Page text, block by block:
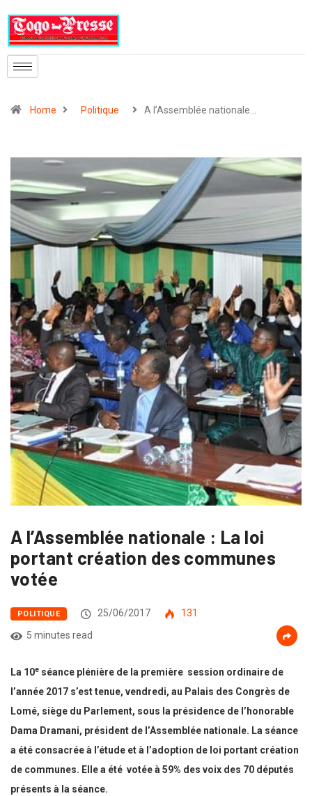
Home Politique A l’Assemblée nationale…
A l’Assemblée nationale : La loi
portant création des communes
votée
POLITIQUE 25/06/2017
131
5 minutes read
La 10e séance plénière de la première session ordinaire de
l’année 2017 s’est tenue, vendredi, au Palais des Congrès de
Lomé, siège du Parlement, sous la présidence de l’honorable
Dama Dramani, président de l’Assemblée nationale. La séance
a été consacrée à l’étude et à l’adoption de loi portant création
de communes. Elle a été votée à 59% des voix des 70 députés
présents à la séance.